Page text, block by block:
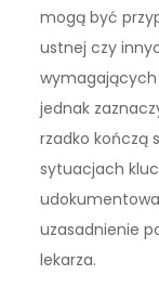
mogą być
ustnej czy
wymagających
jednak
rzadko kończą
sytuacjach
uzasadnienie
lekarza.